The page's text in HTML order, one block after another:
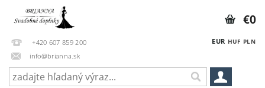
+420 607 859 200
info@brianna.sk
EUR HUF PLN
€0